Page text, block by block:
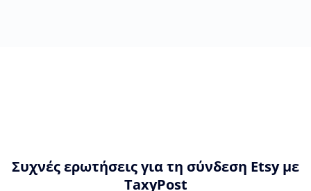
Συχνές ερωτήσεις για τη σύνδεση Etsy με
TaxyPost